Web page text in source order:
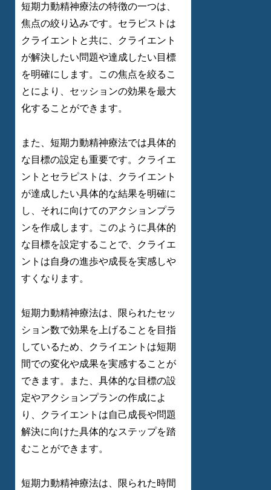
短期力動精神療法の特徴の一つは、
焦点の絞り込みです。セラピストは
クライエントと共に、クライエント
が解決したい問題や達成したい目標
を明確にします。この焦点を絞るこ
とにより、セッションの効果を最大
化することができます。
また、短期力動精神療法では具体的
な目標の設定も重要です。クライエ
ントとセラピストは、クライエント
が達成したい具体的な結果を明確に
し、それに向けてのアクションプラ
ンを作成します。このように具体的
な目標を設定することで、クライエ
ントは自身の進歩や成長を実感しや
すくなります。
短期力動精神療法は、限られたセッ
ション数で効果を上げることを目指
しているため、クライエントは短期
間での変化や成果を実感することが
できます。また、具体的な目標の設
定やアクションプランの作成によ
り、クライエントは自己成長や問題
解決に向けた具体的なステップを踏
むことができます。
短期力動精神療法は、限られた時間